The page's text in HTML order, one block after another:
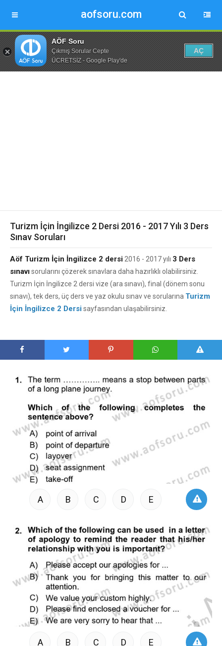
aofsoru.com
AÖF Soru
Çıkmış Sorular Cepte
ÜCRETSİZ - Google Play'de
AÇ
Turizm İçin İngilizce 2 Dersi 2016 - 2017 Yılı 3 Ders
Sınav Soruları
Aöf Turizm İçin İngilizce 2 dersi 2016 - 2017 yılı 3 Ders
sınavısorularını çözerek sınavlara daha hazırlıklı olabilirsiniz.
Turizm İçin İngilizce 2 dersi vize (ara sınavı), final (dönem sonu
sınavı), tek ders, üç ders ve yaz okulu sınav ve sorularına Turizm
İçin İngilizce 2 Dersisayfasından ulaşabilirsiniz.
A B C D E
A B C D E